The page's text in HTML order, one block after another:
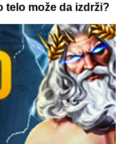
može da izdrži?